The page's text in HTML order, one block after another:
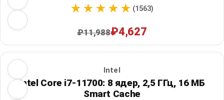
(1563)
₽11,988₽4,627
Intel
Intel Core i7-11700: 8 ядер, 2,5 ГГц, 16 МБ
Smart Cache